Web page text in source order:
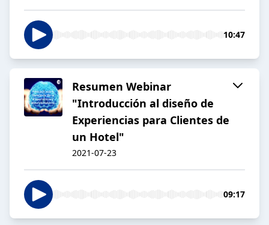
10:47
Resumen Webinar
"Introducción al diseño de
Experiencias para Clientes de
un Hotel"
2021-07-23
09:17